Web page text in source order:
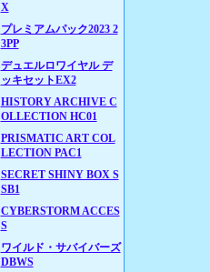
X
プレミアムパック2023 2
3PP
デュエルロワイヤル デ
ッキセットEX2
HISTORY ARCHIVE C
OLLECTION HC01
PRISMATIC ART COL
LECTION PAC1
SECRET SHINY BOX S
SB1
CYBERSTORM ACCES
S
ワイルド・サバイバーズ
DBWS